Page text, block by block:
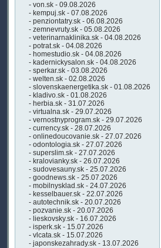
- von.sk - 09.08.2026
- kempuj.sk - 07.08.2026
- penziontatry.sk - 06.08.2026
- zemnevruty.sk - 05.08.2026
- veterinarnaklinika.sk - 04.08.2026
- potrat.sk - 04.08.2026
- homestudio.sk - 04.08.2026
- kadernickysalon.sk - 04.08.2026
- sperkar.sk - 03.08.2026
- welten.sk - 02.08.2026
- slovenskaenergetika.sk - 01.08.2026
- kladivo.sk - 01.08.2026
- herbia.sk - 31.07.2026
- virtualna.sk - 29.07.2026
- vernostnyprogram.sk - 29.07.2026
- currency.sk - 28.07.2026
- onlinedoucovanie.sk - 27.07.2026
- odontologia.sk - 27.07.2026
- superslim.sk - 27.07.2026
- kralovianky.sk - 26.07.2026
- sudovesauny.sk - 25.07.2026
- goodnews.sk - 25.07.2026
- mobilnysklad.sk - 24.07.2026
- kesselbauer.sk - 22.07.2026
- autotechnik.sk - 20.07.2026
- pozvanie.sk - 20.07.2026
- lieskovsky.sk - 16.07.2026
- isperk.sk - 15.07.2026
- vlcata.sk - 15.07.2026
- japonskezahrady.sk - 13.07.2026